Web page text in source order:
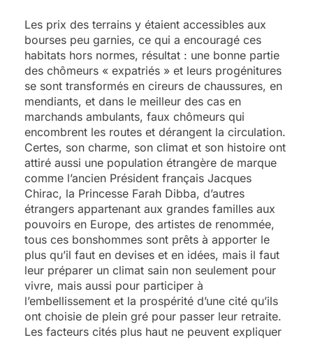
Les prix des terrains y étaient accessibles aux
bourses peu garnies, ce qui a encouragé ces
habitats hors normes, résultat : une bonne partie
des chômeurs « expatriés » et leurs progénitures
se sont transformés en cireurs de chaussures, en
mendiants, et dans le meilleur des cas en
marchands ambulants, faux chômeurs qui
encombrent les routes et dérangent la circulation.
Certes, son charme, son climat et son histoire ont
attiré aussi une population étrangère de marque
comme l’ancien Président français Jacques
Chirac, la Princesse Farah Dibba, d’autres
étrangers appartenant aux grandes familles aux
pouvoirs en Europe, des artistes de renommée,
tous ces bonshommes sont prêts à apporter le
plus qu’il faut en devises et en idées, mais il faut
leur préparer un climat sain non seulement pour
vivre, mais aussi pour participer à
l’embellissement et la prospérité d’une cité qu’ils
ont choisie de plein gré pour passer leur retraite.
Les facteurs cités plus haut ne peuvent expliquer